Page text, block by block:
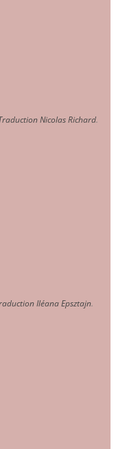
Nicolas Richard.
Iléana Epsztajn.